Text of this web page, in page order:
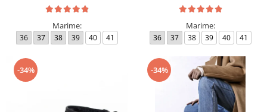
Marime:
36 37 38 39 40 41
Marime:
36 37 38 39 40 41
-34% -34%